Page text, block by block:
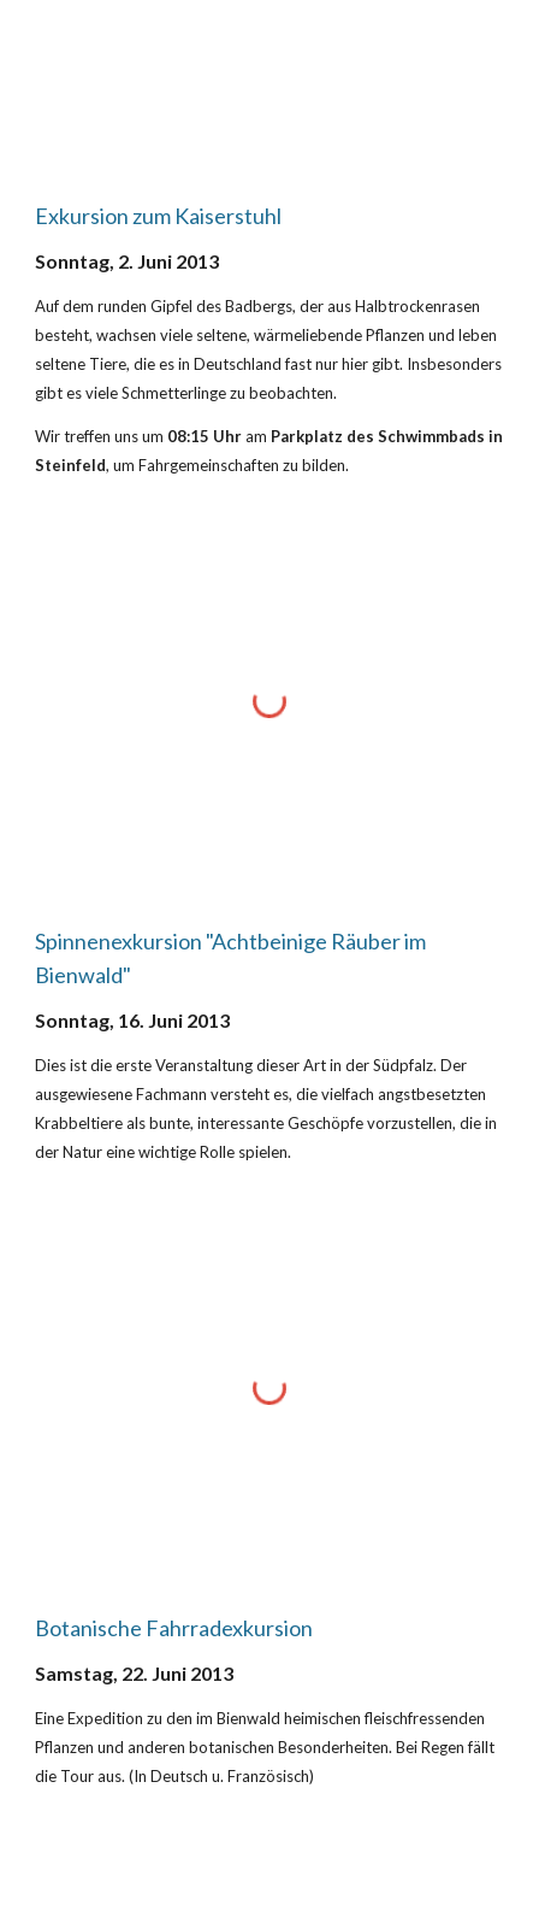
Exkursion zum Kaiserstuhl
Sonntag, 2. Juni 2013
Auf dem runden Gipfel des Badbergs, der aus Halbtrockenrasen
besteht, wachsen viele seltene, wärmeliebende Pflanzen und leben
seltene Tiere, die es in Deutschland fast nur hier gibt. Insbesonders
gibt es viele Schmetterlinge zu beobachten.
Wir treffen uns um 08:15 Uhr am Parkplatz des Schwimmbads in
Steinfeld, um Fahrgemeinschaften zu bilden.
Spinnenexkursion "Achtbeinige Räuber im
Bienwald"
Sonntag, 16. Juni 2013
Dies ist die erste Veranstaltung dieser Art in der Südpfalz. Der
ausgewiesene Fachmann versteht es, die vielfach angstbesetzten
Krabbeltiere als bunte, interessante Geschöpfe vorzustellen, die in
der Natur eine wichtige Rolle spielen.
Botanische Fahrradexkursion
Samstag, 22. Juni 2013
Eine Expedition zu den im Bienwald heimischen fleischfressenden
Pflanzen und anderen botanischen Besonderheiten. Bei Regen fällt
die Tour aus. (In Deutsch u. Französisch)